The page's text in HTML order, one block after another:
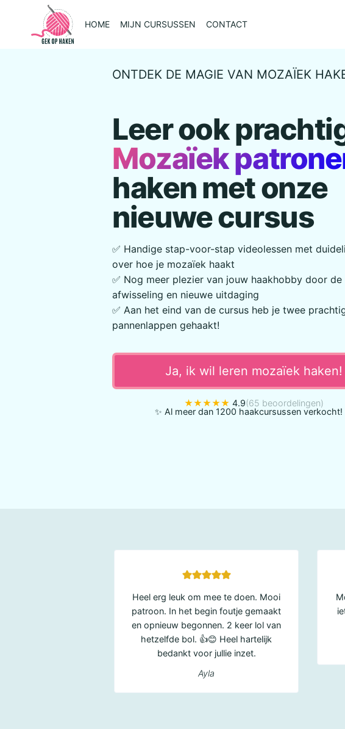
HOME MIJN CURSUSSEN CONTACT
ONTDEK DE MAGIE VAN MOZAÏEK
Leer ook
Mozaïek
haken met onze
nieuwe cursus
✅ Handige stap-voor-stap videolessen met
over hoe je mozaïek haakt
✅ Nog meer plezier van jouw haakhobby door de
afwisseling en nieuwe uitdaging
✅ Aan het eind van de cursus heb je twee
pannenlappen gehaakt!
Ja, ik wil leren mozaïek haken!
★★★★★ 4.9(65 beoordelingen)
✨ Al meer dan 1200 haakcursussen verkocht!
Heel erg leuk om mee te doen. Mooi
patroon. In het begin foutje gemaakt
en opnieuw begonnen. 2 keer lol van
hetzelfde bol. 👍😊 Heel hartelijk
bedankt voor jullie inzet.
Ayla